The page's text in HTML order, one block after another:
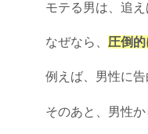
モテる男は、追
なぜなら、 圧倒
例えば、男性に
そのあと、男性